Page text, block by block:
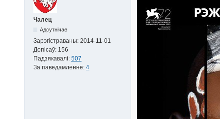
Чалец
Адсутнічае
Зарэгістраваны: 2014-11-01
Допісаў: 156
Падзякавалі: 507
За паведамленне: 4